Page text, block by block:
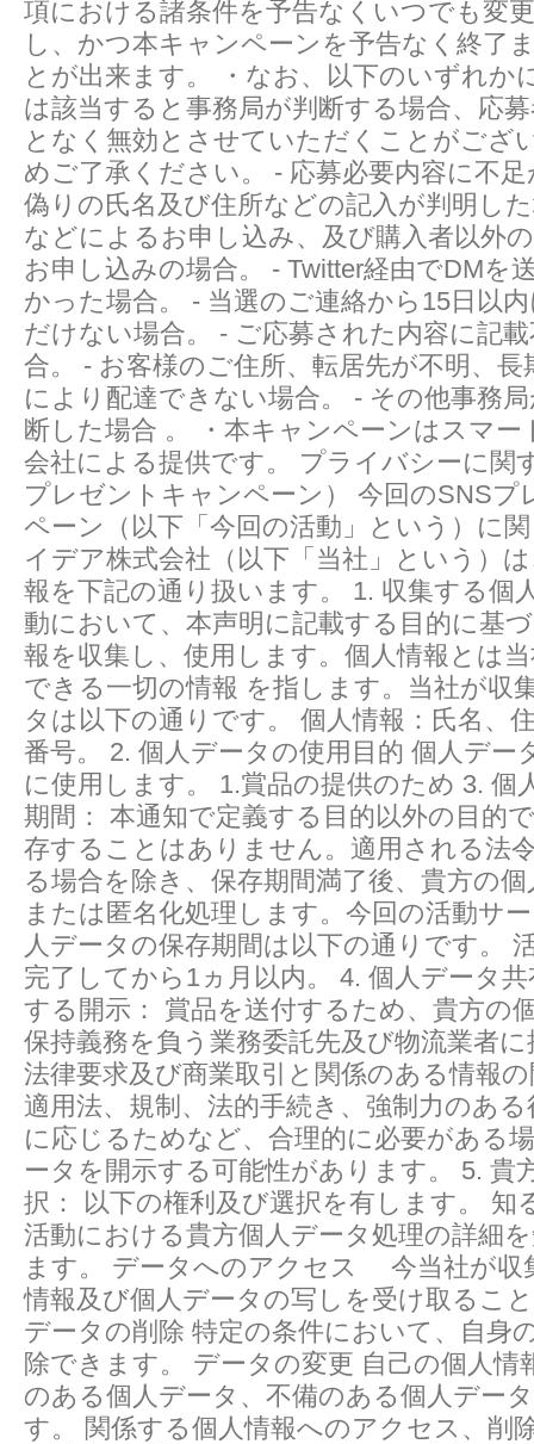
項における諸条件を予告なくいつでも変
し、かつ本キャンペーンを予告なく終了
とが出来ます。 ・なお、以下のいずれか
は該当すると事務局が判断する場合、応
となく無効とさせていただくことがござ
めご了承ください。 - 応募必要内容に不
偽りの氏名及び住所などの記入が判明し
などによるお申し込み、及び購入者以外
お申し込みの場合。 - Twitter経由でDMを
かった場合。 - 当選のご連絡から15日以
だけない場合。 - ご応募された内容に記
合。 - お客様のご住所、転居先が不明、長
により配達できない場合。 - その他事務
断した場合 。 ・本キャンペーンはスマー
会社による提供です。 プライバシーに関
プレゼントキャンペーン） 今回のSNSプ
ペーン（以下「今回の活動」という）に
イデア株式会社（以下「当社」という）
報を下記の通り扱います。 1. 収集する個
動において、本声明に記載する目的に基
報を収集し、使用します。個人情報とは
できる一切の情報 を指します。当社が収
タは以下の通りです。 個人情報：氏名、
番号。 2. 個人データの使用目的 個人デー
に使用します。 1.賞品の提供のため 3. 個
期間： 本通知で定義する目的以外の目的
存することはありません。適用される法
る場合を除き、保存期間満了後、貴方の
または匿名化処理します。今回の活動サ
人データの保存期間は以下の通りです。
完了してから1ヵ月以内。 4. 個人データ
する開示： 賞品を送付するため、貴方の
保持義務を負う業務委託先及び物流業者
法律要求及び商業取引と関係のある情報
適用法、規制、法的手続き、強制力のあ
に応じるためなど、合理的に必要がある
ータを開示する可能性があります。 5. 貴
択： 以下の権利及び選択を有します。
活動における貴方個人データ処理の詳細
ます。 データへのアクセス 今当社が収
情報及び個人データの写しを受け取るこ
データの削除 特定の条件において、自身
除できます。 データの変更 自己の個人情
のある個人データ、不備のある個人デー
す。 関係する個人情報へのアクセス、削